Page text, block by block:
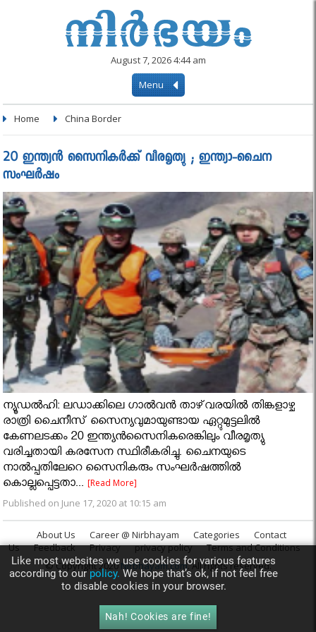
August 7, 2026 4:44 am
Menu
Home China Border
20 ഇന്ത്യൻ സൈനികർക്ക് വീരമൃത്യു ; ഇന്ത്യാ-ചൈന
സംഘർഷം
ന്യൂഡൽഹി: ലഡാക്കിലെ ഗാൽവൻ താഴ്‌വരയിൽ തിങ്കളാഴ്ച
രാത്രി ചൈനീസ് സൈന്യവുമായുണ്ടായ ഏറ്റുമുട്ടലിൽ
കേണലടക്കം 20 ഇന്ത്യൻസൈനികരെങ്കിലും വീരമൃത്യു
വരിച്ചതായി കരസേന സ്ഥിരീകരിച്ചു. ചൈനയുടെ
നാൽപ്പതിലേറെ സൈനികരും സംഘർഷത്തിൽ
കൊല്ലപ്പെട്ടതാ...[Read More]
Published on June 17, 2020 at 10:15 am
About Us Career @ Nirbhayam Categories
Contact
Us
Feedback Privacy privacy policy
Terms and Conditions
© Copyright 2020Nirbhayam.com. All rights reserved.
Like most websites we use cookies for various features
according to ourpolicy.We hope that’s ok, if not feel free
to disable cookies in your browser.
Nah! Cookies are fine!